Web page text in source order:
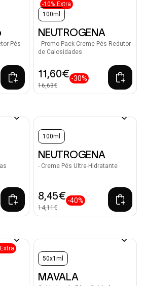
Pés
-10% Extra
100ml
NEUTROGENA
- Promo Pack Creme Pés Redutor
de Calosidades
11,60€
16,63€
-30%
100ml
NEUTROGENA
- Creme Pés Ultra-Hidratante
8,45€
14,11€
-40%
50x1ml
MAVALA